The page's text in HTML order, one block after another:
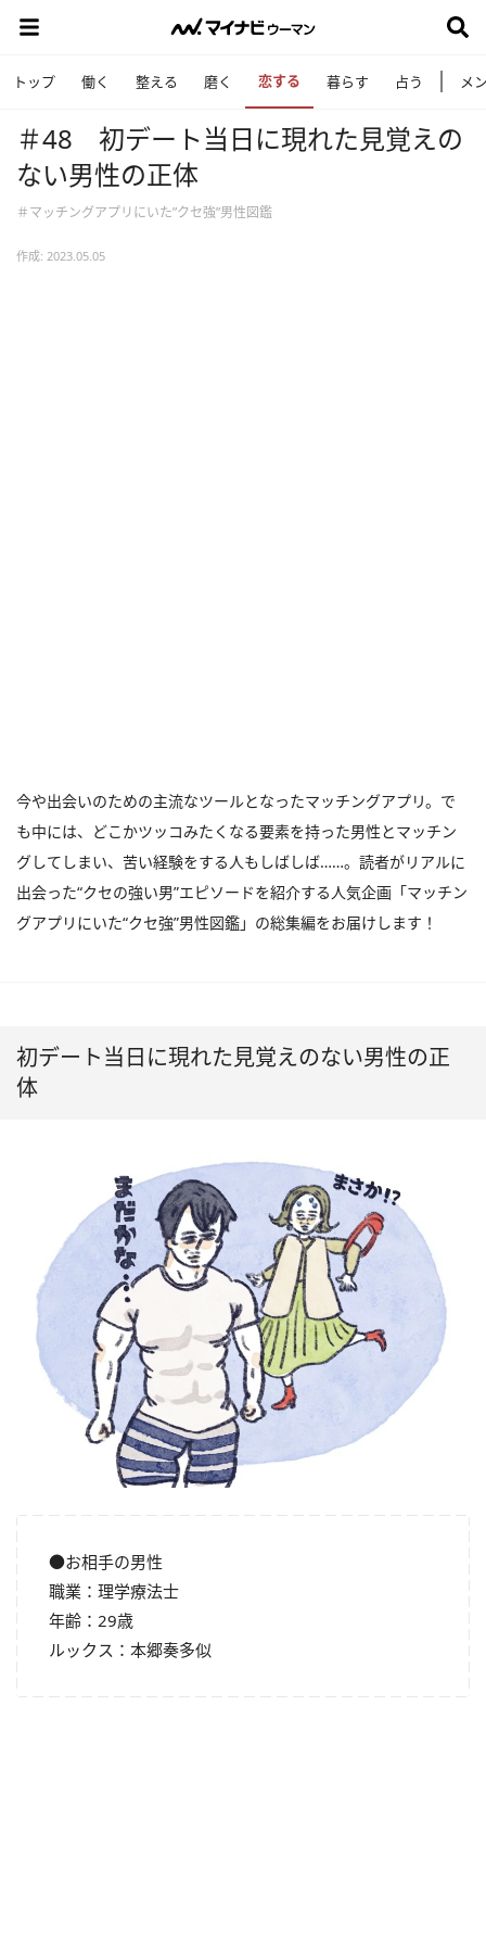
トップ 働く 整える 磨く 恋する 暮らす 占う メ
＃48 初デート当日に現れた見覚えの
ない男性の正体
＃マッチングアプリにいた”クセ強”男性図鑑
作成: 2023.05.05
今や出会いのための主流なツールとなったマッチングアプリ。で
も中には、どこかツッコみたくなる要素を持った男性とマッチン
グしてしまい、苦い経験をする人もしばしば……。読者がリアルに
出会った“クセの強い男”エピソードを紹介する人気企画「マッチン
グアプリにいた“クセ強”男性図鑑」の総集編をお届けします！
初デート当日に現れた見覚えのない男性の正
体
●お相手の男性
職業：理学療法士
年齢：29歳
ルックス：本郷奏多似